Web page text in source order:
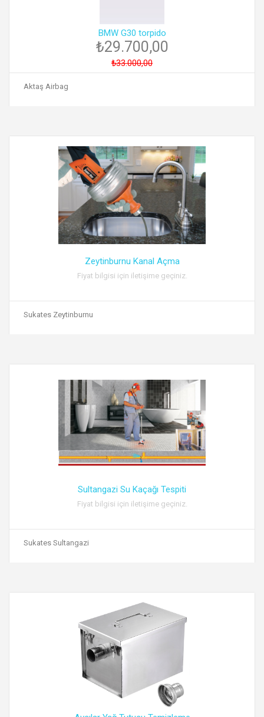
BMW G30 torpido
₺29.700,00
₺33.000,00
Aktaş Airbag
Zeytinburnu Kanal Açma
Fiyat bilgisi için iletişime geçiniz.
Sukates Zeytinburnu
Sultangazi Su Kaçağı Tespiti
Fiyat bilgisi için iletişime geçiniz.
Sukates Sultangazi